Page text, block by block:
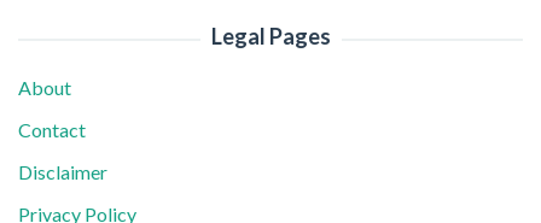
Legal Pages
About
Contact
Disclaimer
Privacy Policy